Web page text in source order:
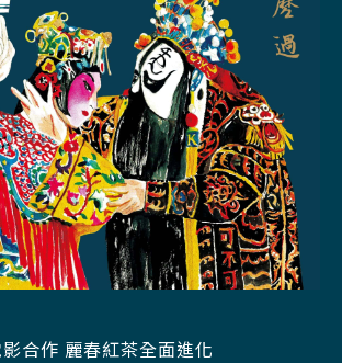
影合作 麗春紅茶全面進化